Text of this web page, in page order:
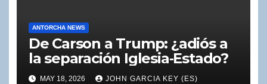
ANTORCHA NEWS
De Carson a Trump: ¿adiós a
la separación Iglesia‑Estado?
MAY 18, 2026 JOHN GARCIA KEY (ES)